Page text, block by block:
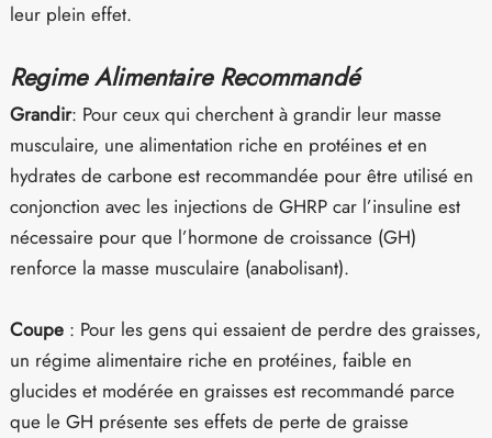
leur plein effet.
Regime Alimentaire Recommandé
Grandir: Pour ceux qui cherchent à grandir leur masse
musculaire, une alimentation riche en protéines et en
hydrates de carbone est recommandée pour être utilisé en
conjonction avec les injections de GHRP car l’insuline est
nécessaire pour que l’hormone de croissance (GH)
renforce la masse musculaire (anabolisant).
Coupe : Pour les gens qui essaient de perdre des graisses,
un régime alimentaire riche en protéines, faible en
glucides et modérée en graisses est recommandé parce
que le GH présente ses effets de perte de graisse